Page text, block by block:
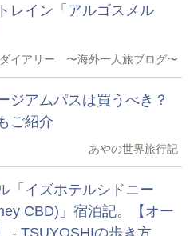
レイン「アルゴスメル
イアリー 〜海外一人旅ブログ〜
ジアムパスは買うべき？
ご紹介
あやの世界旅行記
「イズホテルシドニー
CBD)」宿泊記。【オー
- TSUYOSHIの歩き方